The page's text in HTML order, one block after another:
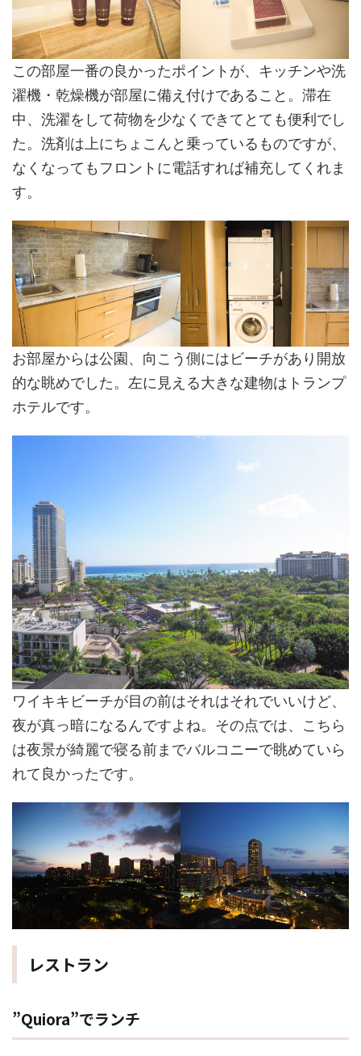
この部屋一番の良かったポイントが、キッチンや洗
濯機・乾燥機が部屋に備え付けであること。滞在
中、洗濯をして荷物を少なくできてとても便利でし
た。洗剤は上にちょこんと乗っているものですが、
なくなってもフロントに電話すれば補充してくれま
す。
お部屋からは公園、向こう側にはビーチがあり開放
的な眺めでした。左に見える大きな建物はトランプ
ホテルです。
ワイキキビーチが目の前はそれはそれでいいけど、
夜が真っ暗になるんですよね。その点では、こちら
は夜景が綺麗で寝る前までバルコニーで眺めていら
れて良かったです。
レストラン
”Quiora”でランチ